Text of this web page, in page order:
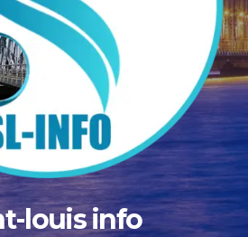
louis info